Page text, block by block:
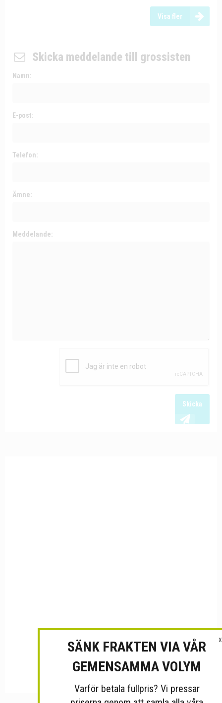
Visa fler
Skicka meddelande till grossisten
Namn:
E-post:
Telefon:
Ämne:
Meddelande:
Skicka
X
SÄNK FRAKTEN VIA VÅR
GEMENSAMMA VOLYM
Varför betala fullpris? Vi pressar